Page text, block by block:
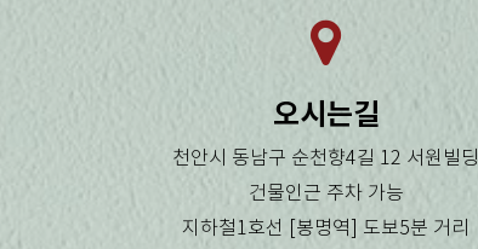
오시는길
천안시 동남구 순천향4길 12 서원빌딩
건물인근 주차 가능
지하철1호선 [봉명역] 도보5분 거리